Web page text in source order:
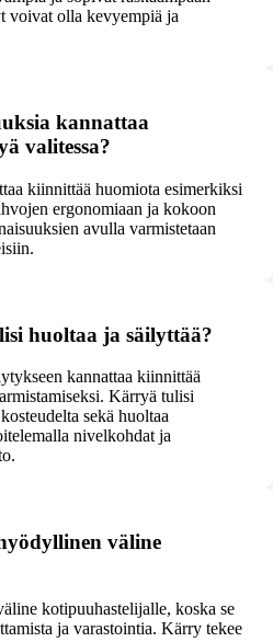
voivat olla kevyempiä ja
kannattaa
valitessa?
kiinnittää huomiota esimerkiksi
ergonomiaan ja kokoon
avulla varmistetaan
huoltaa ja säilyttää?
kannattaa kiinnittää
Kärryä tulisi
sekä huoltaa
nivelkohdat ja
väline
kotipuuhastelijalle, koska se
ja varastointia. Kärry tekee